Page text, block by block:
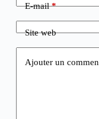
E-mail*
Site web
Ajouter un